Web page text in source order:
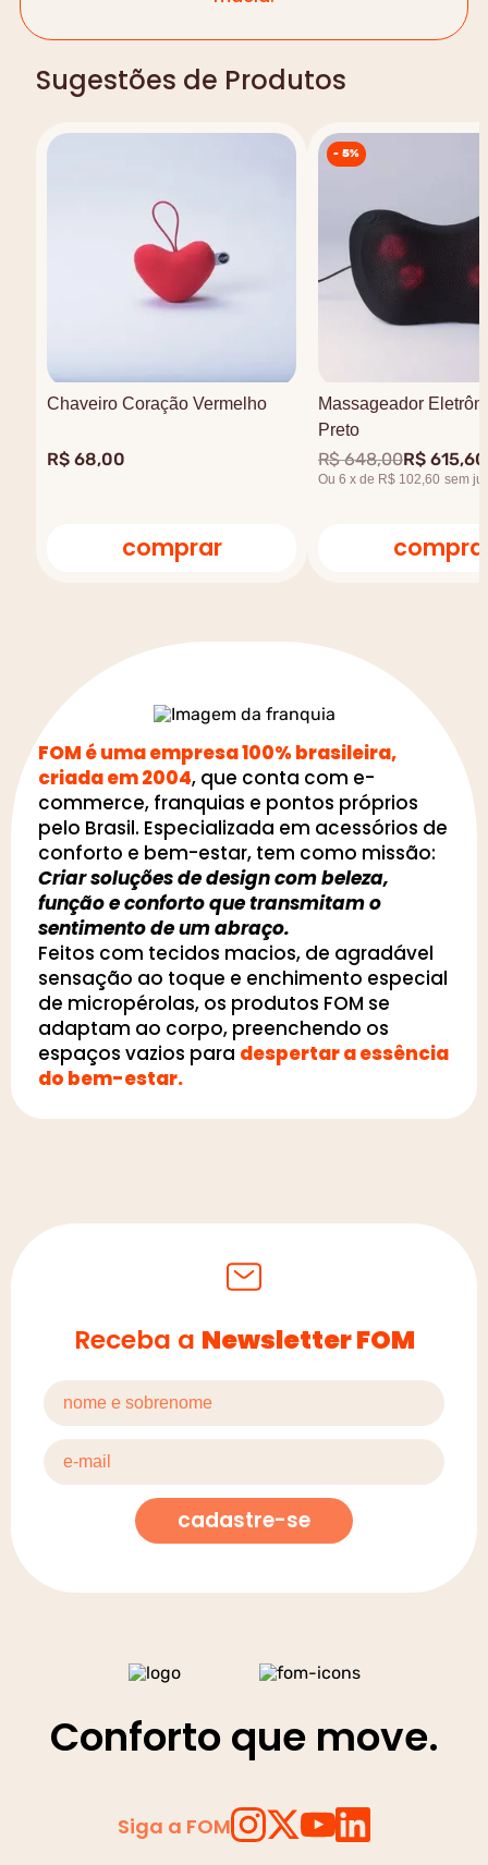
Sugestões de Produtos
Chaveiro Coração Vermelho
R$ 68,00
comprar
- 5%
Massageador
Preto
R$ 648,00R$ 615,60
Ou 6 x de R$ 102,60 sem
FOM é uma empresa 100% brasileira,
criada em 2004, que conta com e-
commerce, franquias e pontos próprios
pelo Brasil. Especializada em acessórios de
conforto e bem-estar, tem como missão:
Criar soluções de design com beleza,
função e conforto que transmitam o
sentimento de um abraço.
Feitos com tecidos macios, de agradável
sensação ao toque e enchimento especial
de micropérolas, os produtos FOM se
adaptam ao corpo, preenchendo os
espaços vazios para despertar a essência
do bem-estar.
Receba a Newsletter FOM
cadastre-se
Conforto que move.
Siga a FOM